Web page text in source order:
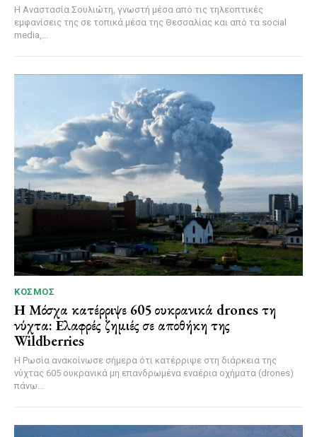
Η Αναστασία Σουλιώτη, γνωστή μέσα από τις τηλεοπτικές
εμφανίσεις της σε τοπικά μέσα της Θεσσαλίας και από τα social
media,...
ΚΌΣΜΟΣ
Η Μόσχα κατέρριψε 605 ουκρανικά drones τη
νύχτα: Ελαφρές ζημιές σε αποθήκη της
Wildberries
Η Ρωσία ανακοίνωσε σήμερα ότι κατέρριψε στη διάρκεια της
νύχτας 605 ουκρανικά μη επανδρωμένα εναέρια οχήματα (drones)
πάνω...